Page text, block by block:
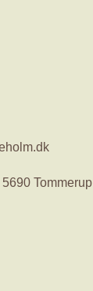
Tommerup